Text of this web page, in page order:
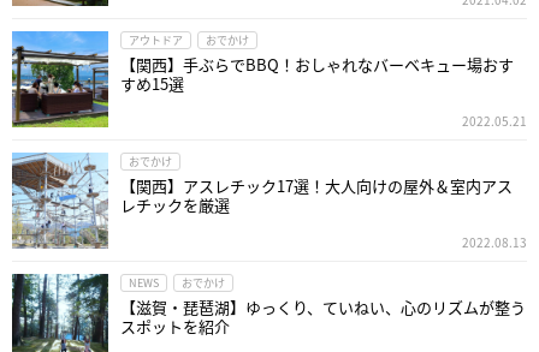
アウトドア おでかけ
【関西】手ぶらでBBQ！おしゃれなバーベキュー場おす
すめ15選
2022.05.21
おでかけ
【関西】アスレチック17選！大人向けの屋外＆室内アス
レチックを厳選
2022.08.13
NEWS おでかけ
【滋賀・琵琶湖】ゆっくり、ていねい、心のリズムが整う
スポットを紹介